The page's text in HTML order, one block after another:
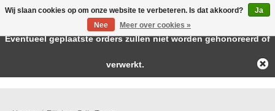
Wij slaan cookies op om onze website te verbeteren. Is dat akkoord?
Ja
Nee
Meer over cookies »
← Keer terug naar de backofficeDeze winkel is in aanbouw.
Eventueel geplaatste orders zullen niet worden gehonoreerd of
verwerkt.